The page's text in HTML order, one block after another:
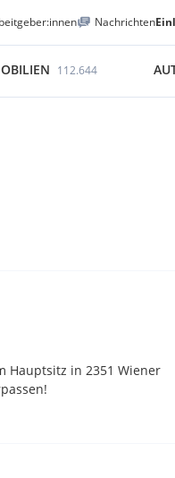
Nachrichten
112.644
Hauptsitz in 2351 Wiener